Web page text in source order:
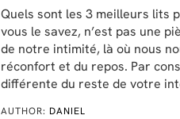
Quels sont les 3 meilleurs lits
vous le savez, n’est pas une
de notre intimité, là où nous
réconfort et du repos. Par
différente du reste de votre
AUTHOR: DANIEL